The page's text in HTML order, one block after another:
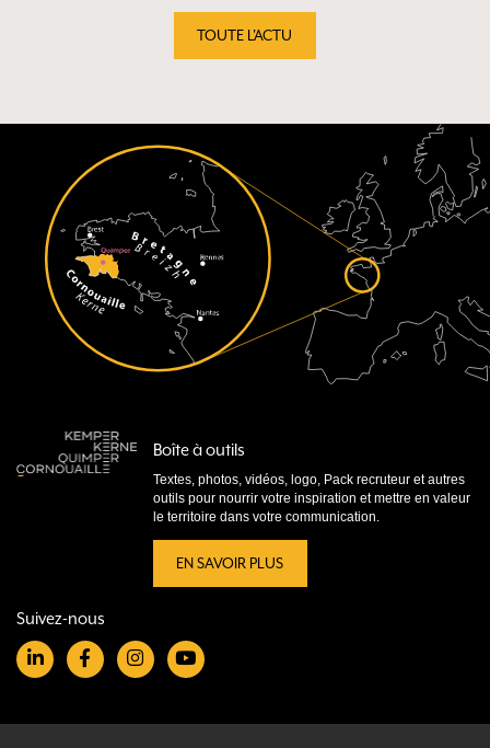
TOUTE L'ACTU
Boîte à outils
Textes, photos, vidéos, logo, Pack recruteur et autres
outils pour nourrir votre inspiration et mettre en valeur
le territoire dans votre communication.
EN SAVOIR PLUS
Suivez-nous